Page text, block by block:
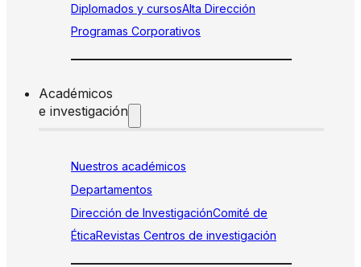
Diplomados y cursosAlta Dirección
Programas Corporativos
Académicos
e investigación
Nuestros académicos
Departamentos
Dirección de InvestigaciónComité de
ÉticaRevistas Centros de investigación